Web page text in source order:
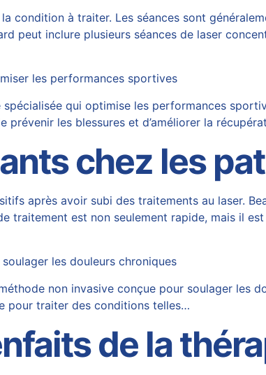
condition à traiter. Les séances sont
peut inclure plusieurs séances de laser
les performances sportives
qui optimise les performances
les blessures et d’améliorer la
chez les
après avoir subi des traitements au laser.
traitement est non seulement rapide, mais il
les douleurs chroniques
non invasive conçue pour soulager les
pour traiter des conditions telles…
de la